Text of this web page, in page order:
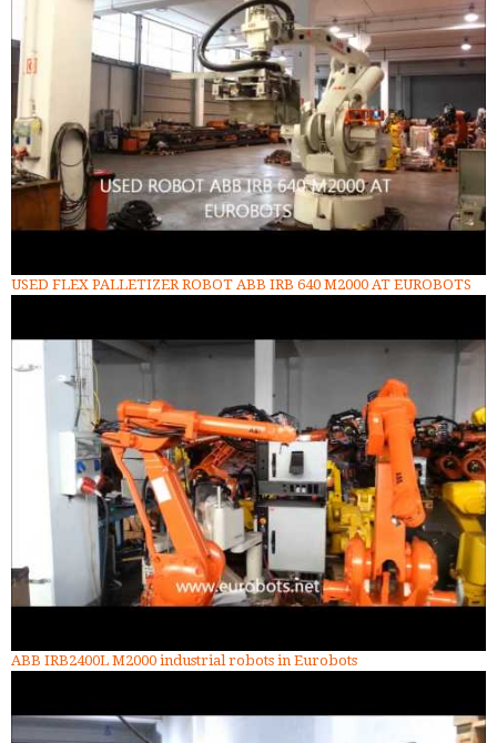
USED FLEX PALLETIZER ROBOT ABB IRB 640 M2000 AT EUROBOTS
ABB IRB2400L M2000 industrial robots in Eurobots